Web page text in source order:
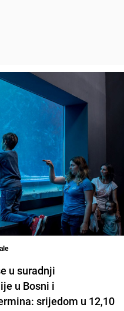
u suradnji
u Bosni i
srijedom u 12,10